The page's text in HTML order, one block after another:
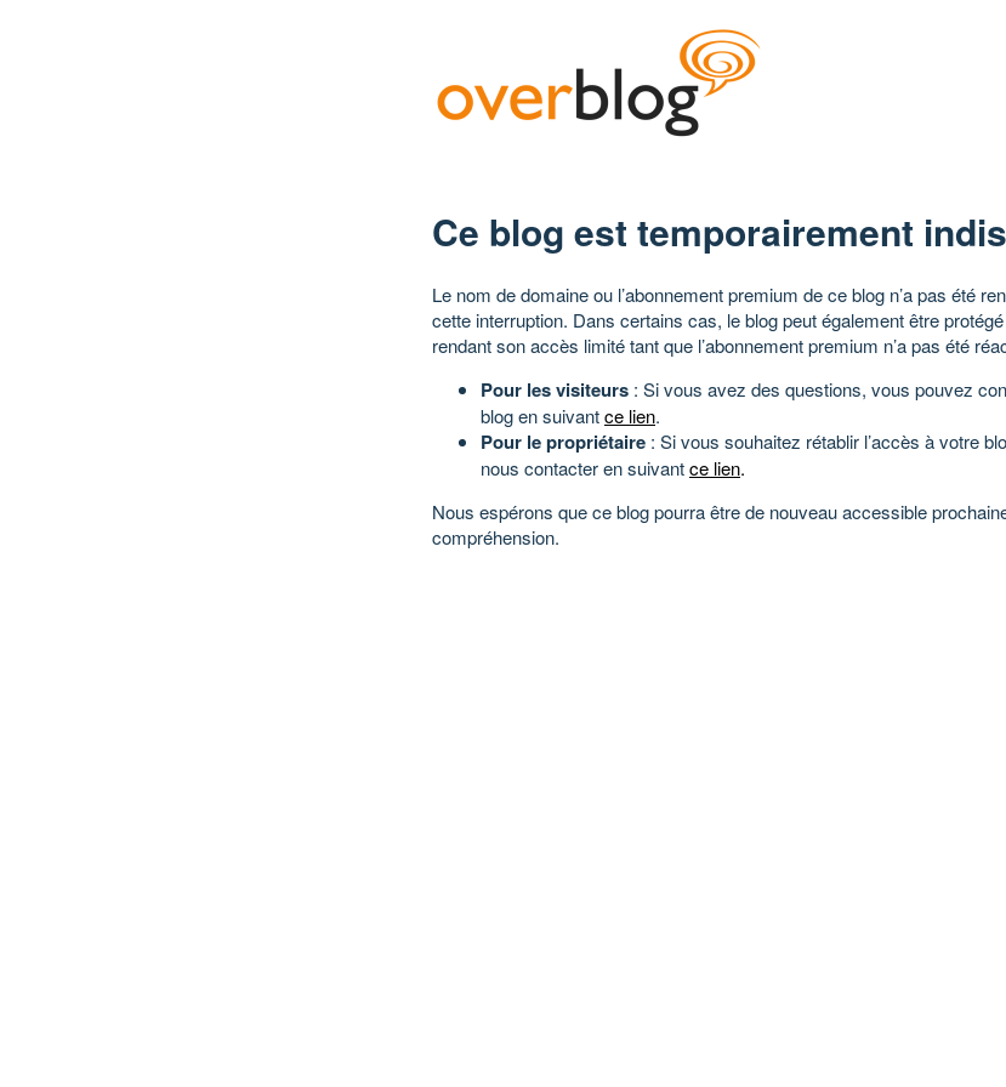
Ce blog est temporairement
Le nom de domaine ou l’abonnement premium de ce blog n’a pas été
cette interruption. Dans certains cas, le blog peut également être
rendant son accès limité tant que l’abonnement premium n’a pas été
Pour les visiteurs : Si vous avez des questions, vous pouvez
blog en suivantce lien.
Pour le propriétaire : Si vous souhaitez rétablir l’accès à votre
nous contacter en suivantce lien.
Nous espérons que ce blog pourra être de nouveau accessible
compréhension.